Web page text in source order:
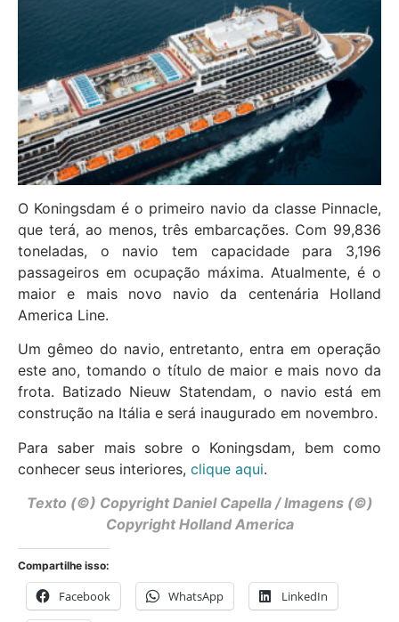
O Koningsdam é o primeiro navio da classe Pinnacle,
que terá, ao menos, três embarcações. Com 99,836
toneladas, o navio tem capacidade para 3,196
passageiros em ocupação máxima. Atualmente, é o
maior e mais novo navio da centenária Holland
America Line.
Um gêmeo do navio, entretanto, entra em operação
este ano, tomando o título de maior e mais novo da
frota. Batizado Nieuw Statendam, o navio está em
construção na Itália e será inaugurado em novembro.
Para saber mais sobre o Koningsdam, bem como
conhecer seus interiores, clique aqui.
Texto (©) Copyright Daniel Capella / Imagens (©)
Copyright Holland America
Compartilhe isso:
Facebook WhatsApp LinkedIn